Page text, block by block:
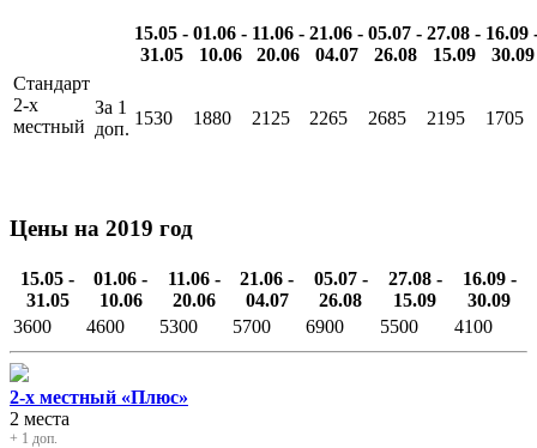
15.05 -
31.05
01.06 -
10.06
11.06 -
20.06
21.06 -
04.07
05.07 -
26.08
27.08 -
15.09
16.09
30.09
Стандарт
2-х
местный
За 1
доп.
1530 1880 2125 2265 2685 2195 1705
Цены на 2019 год
15.05 -
31.05
01.06 -
10.06
11.06 -
20.06
21.06 -
04.07
05.07 -
26.08
27.08 -
15.09
16.09 -
30.09
3600
4600 5300 5700 6900 5500 4100
2-х местный «Плюс»
2 места
+ 1 доп.